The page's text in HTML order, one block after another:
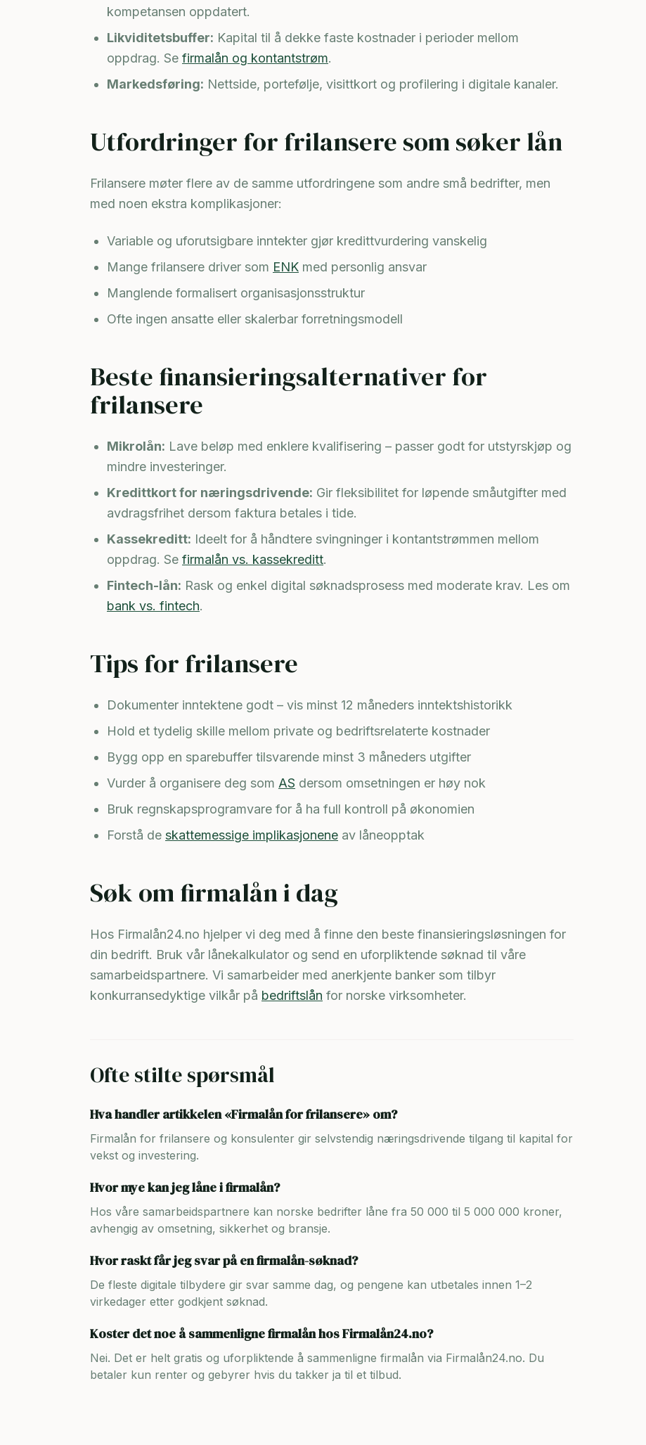
kompetansen oppdatert.
Likviditetsbuffer: Kapital til å dekke faste kostnader i perioder mellom
oppdrag. Se firmalån og kontantstrøm.
Markedsføring: Nettside, portefølje, visittkort og profilering i digitale kanaler.
Utfordringer for frilansere som søker lån
Frilansere møter flere av de samme utfordringene som andre små bedrifter, men
med noen ekstra komplikasjoner:
Variable og uforutsigbare inntekter gjør kredittvurdering vanskelig
Mange frilansere driver som ENK med personlig ansvar
Manglende formalisert organisasjonsstruktur
Ofte ingen ansatte eller skalerbar forretningsmodell
Beste finansieringsalternativer for
frilansere
Mikrolån: Lave beløp med enklere kvalifisering – passer godt for utstyrskjøp og
mindre investeringer.
Kredittkort for næringsdrivende: Gir fleksibilitet for løpende småutgifter med
avdragsfrihet dersom faktura betales i tide.
Kassekreditt: Ideelt for å håndtere svingninger i kontantstrømmen mellom
oppdrag. Se firmalån vs. kassekreditt.
Fintech-lån: Rask og enkel digital søknadsprosess med moderate krav. Les om
bank vs. fintech.
Tips for frilansere
Dokumenter inntektene godt – vis minst 12 måneders inntektshistorikk
Hold et tydelig skille mellom private og bedriftsrelaterte kostnader
Bygg opp en sparebuffer tilsvarende minst 3 måneders utgifter
Vurder å organisere deg som AS dersom omsetningen er høy nok
Bruk regnskapsprogramvare for å ha full kontroll på økonomien
Forstå de skattemessige implikasjonene av låneopptak
Søk om firmalån i dag
Hos Firmalån24.no hjelper vi deg med å finne den beste finansieringsløsningen for
din bedrift. Bruk vår lånekalkulator og send en uforpliktende søknad til våre
samarbeidspartnere. Vi samarbeider med anerkjente banker som tilbyr
konkurransedyktige vilkår på bedriftslån for norske virksomheter.
Ofte stilte spørsmål
Hva handler artikkelen «Firmalån for frilansere» om?
Firmalån for frilansere og konsulenter gir selvstendig næringsdrivende tilgang til kapital for
vekst og investering.
Hvor mye kan jeg låne i firmalån?
Hos våre samarbeidspartnere kan norske bedrifter låne fra 50 000 til 5 000 000 kroner,
avhengig av omsetning, sikkerhet og bransje.
Hvor raskt får jeg svar på en firmalån-søknad?
De fleste digitale tilbydere gir svar samme dag, og pengene kan utbetales innen 1–2
virkedager etter godkjent søknad.
Koster det noe å sammenligne firmalån hos Firmalån24.no?
Nei. Det er helt gratis og uforpliktende å sammenligne firmalån via Firmalån24.no. Du
betaler kun renter og gebyrer hvis du takker ja til et tilbud.